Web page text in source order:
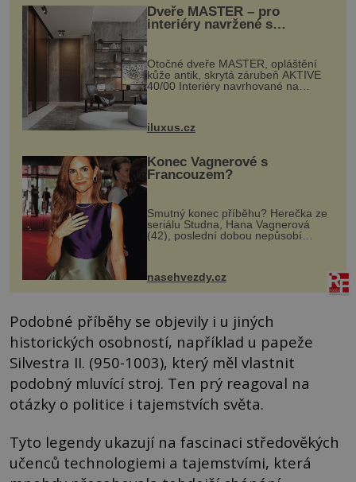
Dveře MASTER – pro
interiéry navržené s
rozumem i vášní!
Otočné dveře MASTER, opláštění
kůže antik, skrytá zárubeň AKTIVE
40/00 Interiéry navrhované na
zakázku často vyžadují atypické
rozměry nejen nábytku, ale i
dnes umož...
iluxus.cz
Konec Vagnerové s
Francouzem?
Smutný konec příběhu? Herečka ze
seriálu Studna, Hana Vagnerová
(42), poslední dobou nepůsobí
nasehvezdy.cz
Podobné příběhy se objevily i u jiných
historických osobností, například u papeže
Silvestra II. (950-1003), který měl vlastnit
podobný mluvící stroj. Ten prý reagoval na
otázky o politice i tajemstvích světa.
Tyto legendy ukazují na fascinaci středověkých
učenců technologiemi a tajemstvími, která